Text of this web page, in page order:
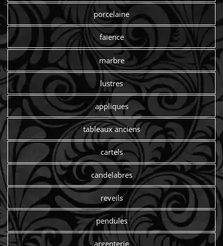
porcelaine
faïence
marbre
lustres
appliques
tableaux anciens
cartels
candelabres
reveils
pendules
argenterie